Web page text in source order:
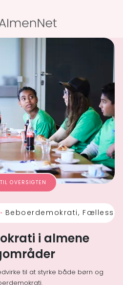
Beboerdemokrati,
i almene
til at styrke både børn og
OVERSIGTEN